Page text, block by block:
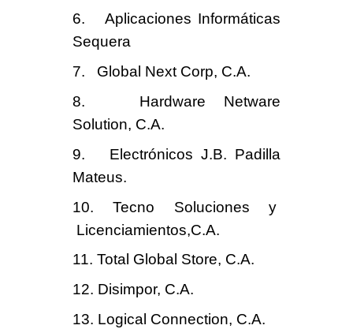
6. Aplicaciones Informáticas
Sequera
7. Global Next Corp, C.A.
8. Hardware Netware
Solution, C.A.
9. Electrónicos J.B. Padilla
Mateus.
10. Tecno Soluciones y
Licenciamientos,C.A.
11. Total Global Store, C.A.
12. Disimpor, C.A.
13. Logical Connection, C.A.